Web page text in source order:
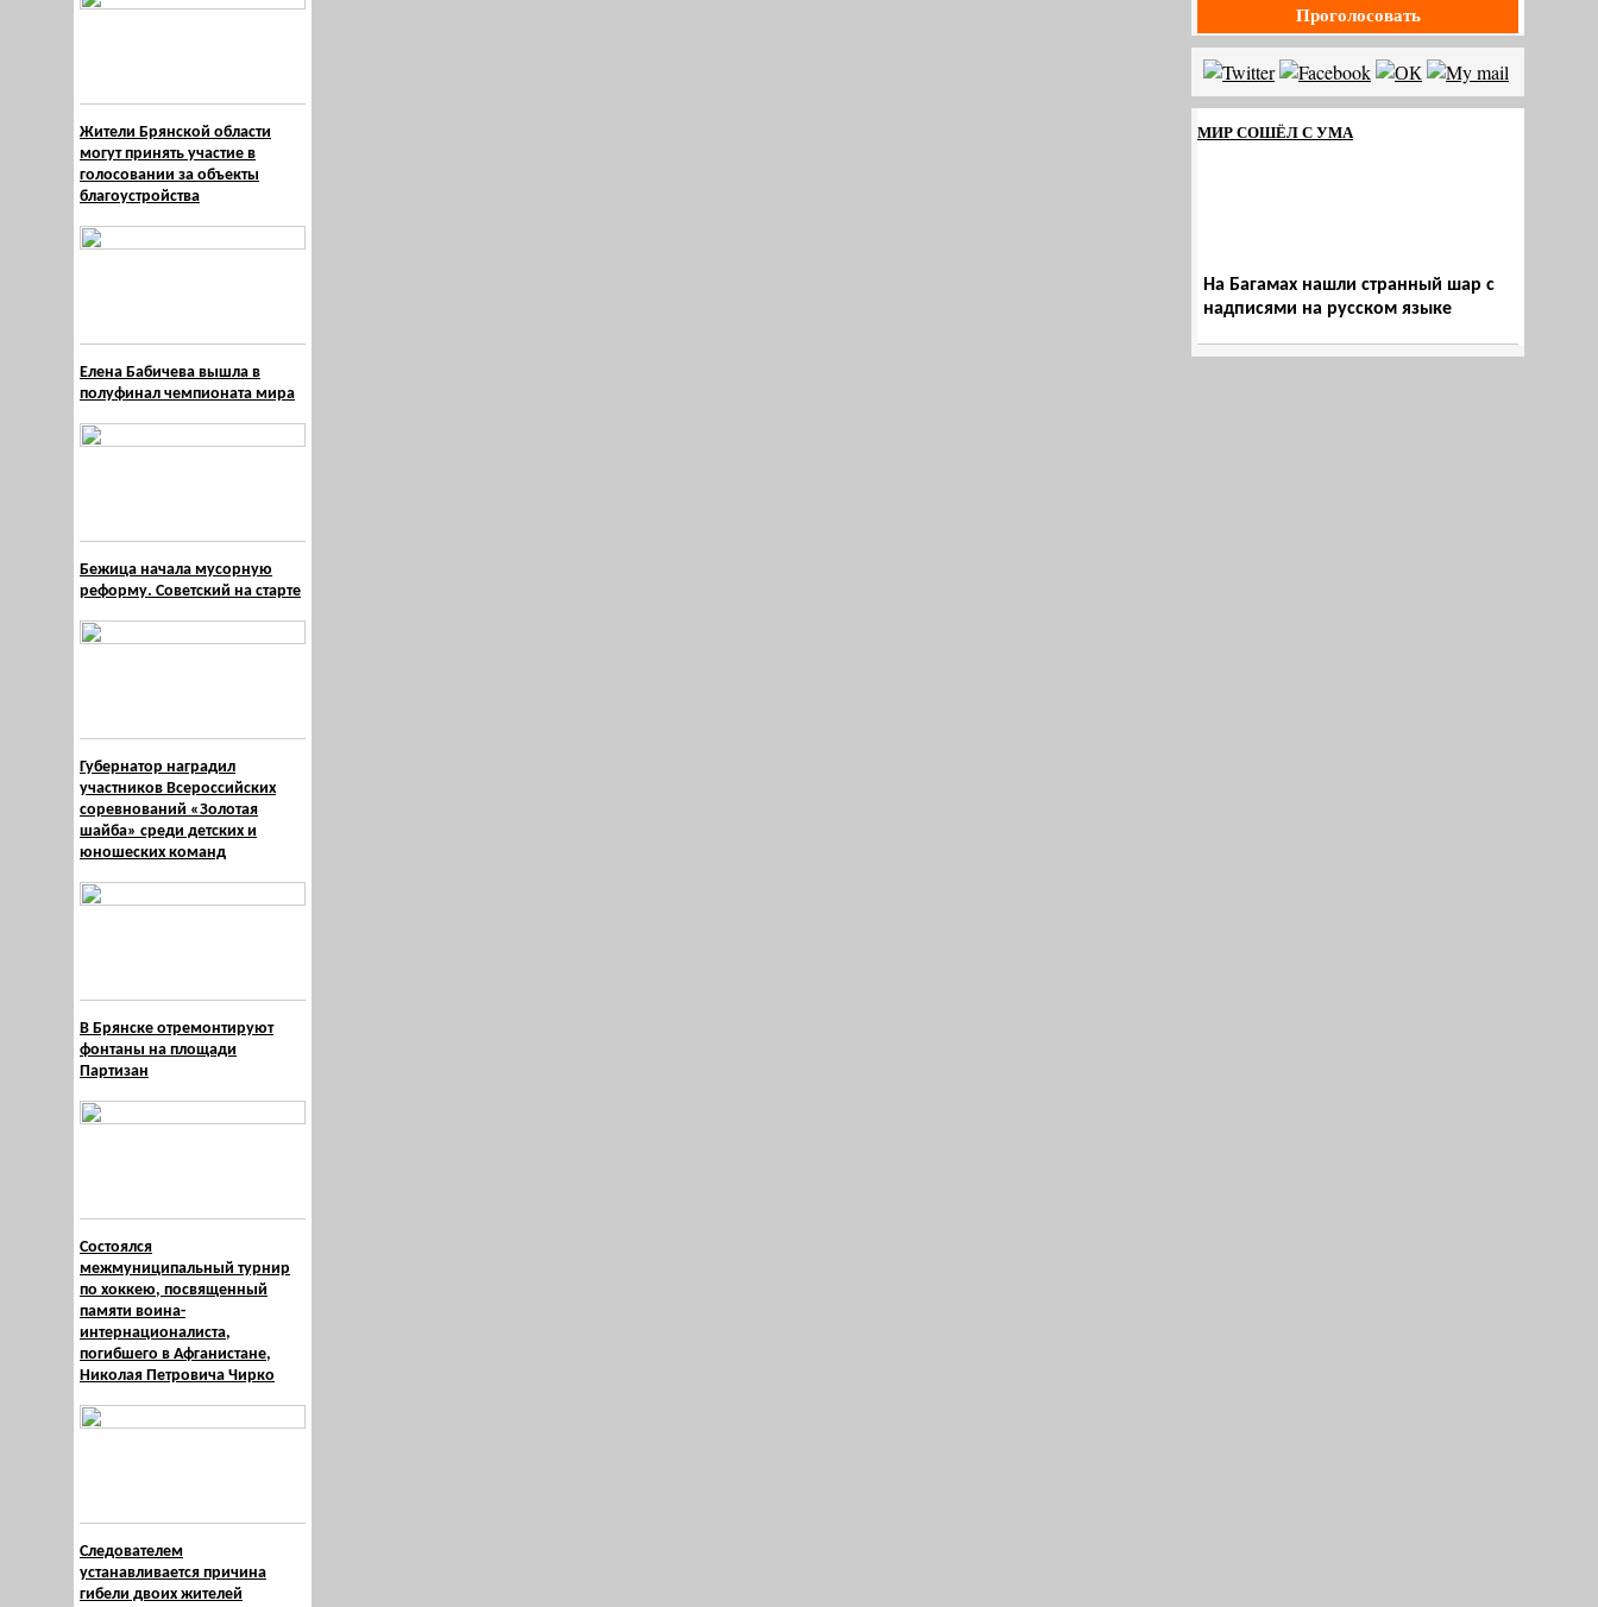
Жители Брянской области
могут принять участие в
голосовании за объекты
благоустройства
Елена Бабичева вышла в
полуфинал чемпионата мира
Бежица начала мусорную
реформу. Советский на старте
Губернатор наградил
участников Всероссийских
соревнований «Золотая
шайба» среди детских и
юношеских команд
В Брянске отремонтируют
фонтаны на площади
Партизан
Состоялся
межмуниципальный турнир
по хоккею, посвященный
памяти воина-
интернационалиста,
погибшего в Афганистане,
Николая Петровича Чирко
Следователем
устанавливается причина
гибели двоих жителей
Проголосовать
МИР СОШЁЛ С УМА
На Багамах нашли странный шар с
надписями на русском языке